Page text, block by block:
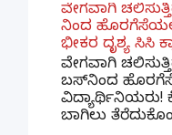
ವೇಗವಾಗಿ
ನಿಂದ
ಭೀಕರ ದೃಶ್ಯ ಸಿಸಿ
ವೇಗವಾಗಿ
ಬಸ್‌ನಿಂದ
ಬಾಗಿಲು